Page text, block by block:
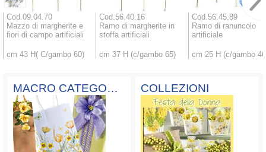
Cod.09.04.70
Mazzo di margherite e
fiori di campo artificiali
cm 43 H( C/gambo 60)
Cod.56.40.16
Ramo di margherite in
stoffa artificiali
cm 37 H (c/gambo 65)
Cod.56.45.89
Ramo di ranuncolo
artificiale
cm 25 H (c/gambo
MACRO CATEGORIE COLLEZIONI